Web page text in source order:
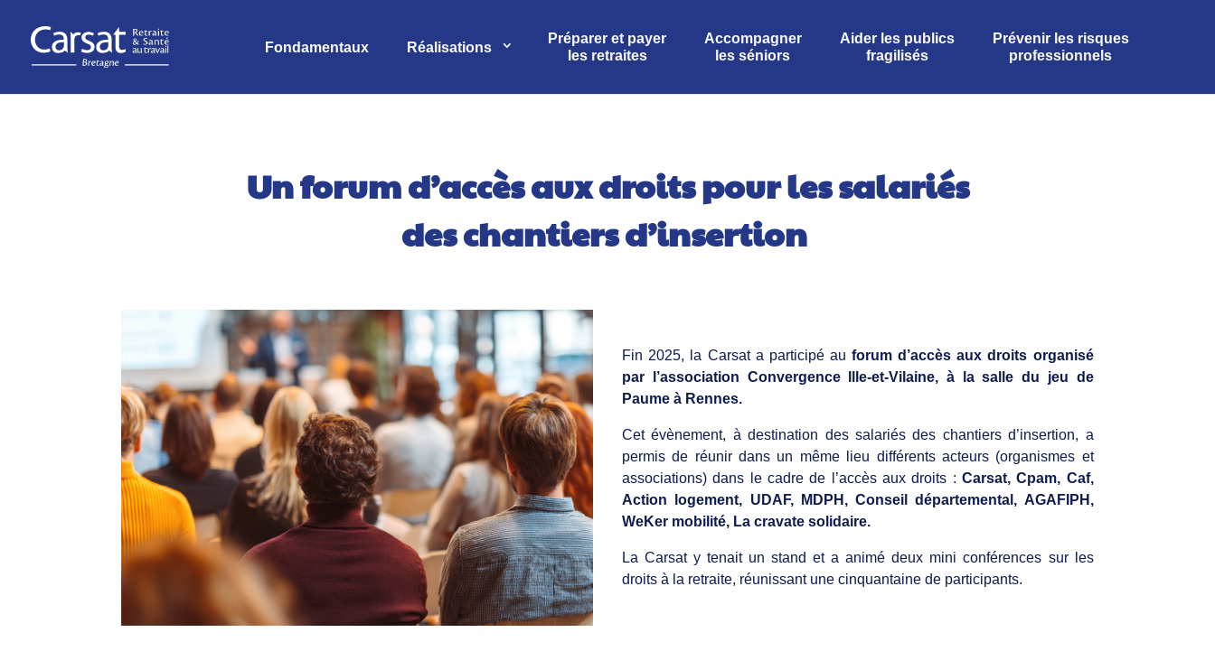
Fondamentaux Réalisations
Préparer et payer
les retraites
Accompagner
les séniors
Aider les publics
fragilisés
Prévenir les risques
professionnels
Un forum d’accès aux droits pour les salariés
des chantiers d’insertion
Fin 2025, la Carsat a participé auforum d’accès aux droits organisé
par l’association Convergence Ille-et-Vilaine, à la salle du jeu de
Paume à Rennes.
Cet évènement, à destination des salariés des chantiers d’insertion, a
permis de réunir dans un même lieu différents acteurs (organismes et
associations) dans le cadre de l’accès aux droits : Carsat, Cpam, Caf,
Action logement, UDAF, MDPH, Conseil départemental, AGAFIPH,
WeKer mobilité, La cravate solidaire.
La Carsat y tenait un stand et a animé deux mini conférences sur les
droits à la retraite, réunissant une cinquantaine de participants.